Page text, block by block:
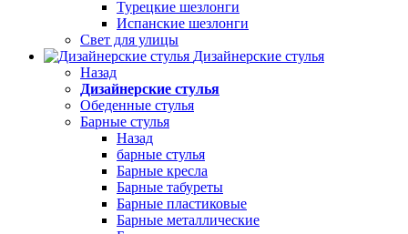
Турецкие шезлонги
Испанские шезлонги
Свет для улицы
Дизайнерские стулья
Назад
Дизайнерские стулья
Обеденные стулья
Барные стулья
Назад
барные стулья
Барные кресла
Барные табуреты
Барные пластиковые
Барные металлические